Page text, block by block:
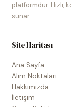
platformdur. Hızlı,
sunar.
Site Haritası
Ana Sayfa
Alım Noktaları
Hakkımızda
İletişim